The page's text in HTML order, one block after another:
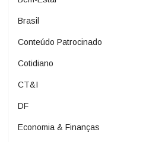
Brasil
Conteúdo Patrocinado
Cotidiano
CT&I
DF
Economia & Finanças